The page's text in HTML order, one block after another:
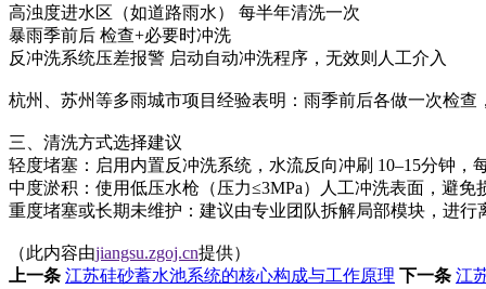
高浊度进水区（如道路雨水） 每半年清洗一次
暴雨季前后 检查+必要时冲洗
反冲洗系统压差报警 启动自动冲洗程序，无效则人工介入
杭州、苏州等多雨城市项目经验表明：‌雨季前后各做一次检查‌
三、清洗方式选择建议
轻度堵塞‌：启用内置反冲洗系统，水流反向冲刷 ‌10–15分钟‌，
中度淤积‌：使用低压水枪（压力≤‌3MPa‌）人工冲洗表面，避免
重度堵塞或长期未维护‌：建议由专业团队拆解局部模块，进行
（此内容由jiangsu.zgoj.cn提供）
上一条 江苏硅砂蓄水池系统的核心构成与工作原理 下一条 江